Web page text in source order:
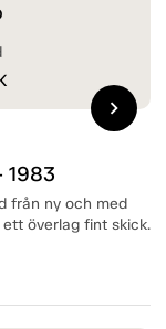
från ny och med
överlag fint skick.
chevron_right